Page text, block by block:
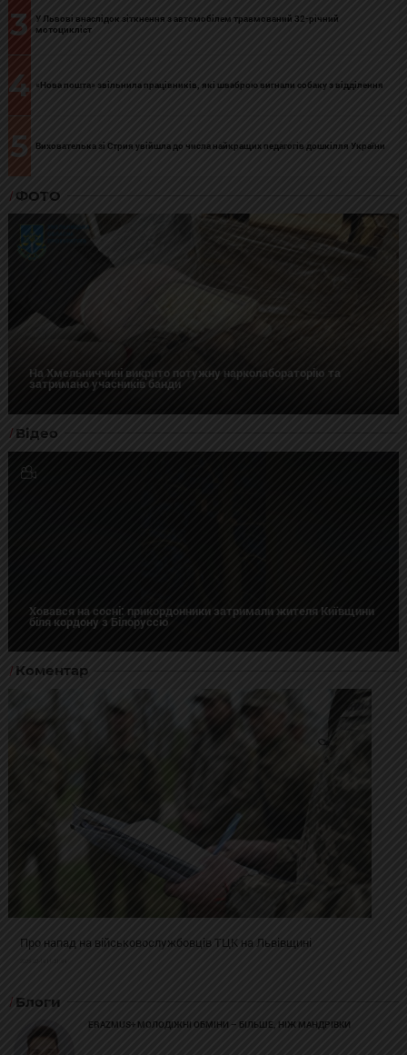
3
У Львові внаслідок зіткнення з автомобілем травмований 32-річний
мотоцикліст
4 «Нова пошта» звільнила працівників, які шваброю вигнали собаку з відділення
5 Вихователька зі Стрия увійшла до числа найкращих педагогів дошкілля України
ФОТО
На Хмельниччині викрито потужну нарколабораторію та
затримано учасників банди
Відео
Ховався на сосні: прикордонники затримали жителя Київщини
біля кордону з Білоруссю
Коментар
Про напад на військовослужбовців ТЦК на Львівщині
Блоги
ERAZMUS+ МОЛОДІЖНІ ОБМІНИ – БІЛЬШЕ, НІЖ МАНДРІВКИ